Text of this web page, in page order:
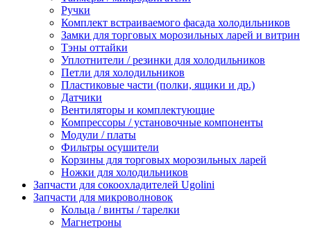
Ручки
Комплект встраиваемого фасада холодильников
Замки для торговых морозильных ларей и витрин
Тэны оттайки
Уплотнители / резинки для холодильников
Петли для холодильников
Пластиковые части (полки, ящики и др.)
Датчики
Вентиляторы и комплектующие
Компрессоры / установочные компоненты
Модули / платы
Фильтры осушители
Корзины для торговых морозильных ларей
Ножки для холодильников
Запчасти для сокоохладителей Ugolini
Запчасти для микроволновок
Кольца / винты / тарелки
Магнетроны